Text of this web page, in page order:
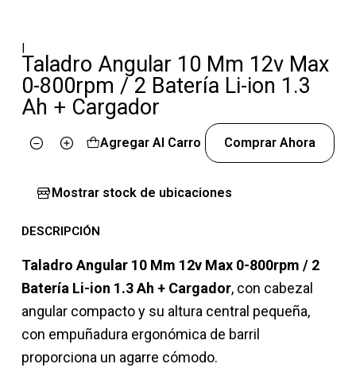
|
Taladro Angular 10 Mm 12v Max
0-800rpm / 2 Batería Li-ion 1.3
Ah + Cargador
Cantidad
Agregar Al Carro Comprar Ahora
Mostrar stock de ubicaciones
DESCRIPCIÓN
Taladro Angular 10 Mm 12v Max 0-800rpm / 2
Batería Li-ion 1.3 Ah + Cargador, con cabezal
angular compacto y su altura central pequeña,
con empuñadura ergonómica de barril
proporciona un agarre cómodo.